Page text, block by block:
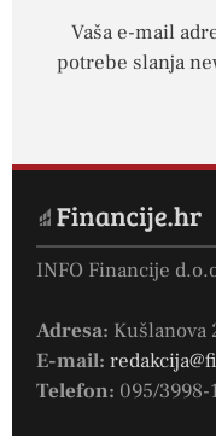
Vaša e-mail
potrebe slanja
INFO Financije
Adresa: Kušlanova
E-mail:
Telefon: 095/3998-